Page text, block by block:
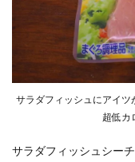
サラダフィッシュにアイツ
超低カ
サラダフィッシュシー